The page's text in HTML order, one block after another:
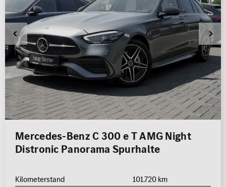
Mercedes-Benz C 300 e T AMG Night
Distronic Panorama Spurhalte
Kilometerstand
101.720 km